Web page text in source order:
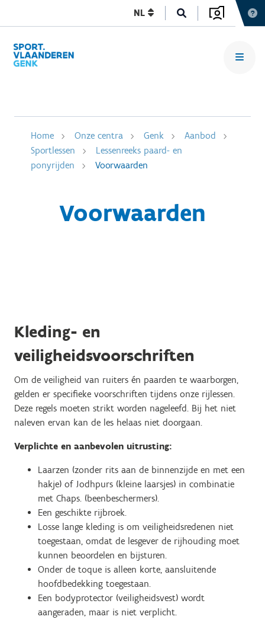
NL
Home Onze centra Genk
Aanbod
Sportlessen
Lessenreeks paard- en
ponyrijden
Voorwaarden
Voorwaarden
Kleding- en
veiligheidsvoorschriften
Om de veiligheid van ruiters én paarden te waarborgen,
gelden er specifieke voorschriften tijdens onze rijlessen.
Deze regels moeten strikt worden nageleefd. Bij het niet
naleven ervan kan de les helaas niet doorgaan.
Verplichte en aanbevolen uitrusting:
Laarzen (zonder rits aan de binnenzijde en met een
hakje) of Jodhpurs (kleine laarsjes) in combinatie
met Chaps. (beenbeschermers).
Een geschikte rijbroek.
Losse lange kleding is om veiligheidsredenen niet
toegestaan, omdat de lesgever de rijhouding moet
kunnen beoordelen en bijsturen.
Onder de toque is alleen korte, aansluitende
hoofdbedekking toegestaan.
Een bodyprotector (veiligheidsvest) wordt
aangeraden, maar is niet verplicht.